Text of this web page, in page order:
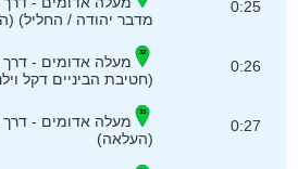
0:25
מדבר יהודה / החליל)
0:26
(חטיבת הביניים דקל
0:27
מעלה אדומים -
(העלאה)